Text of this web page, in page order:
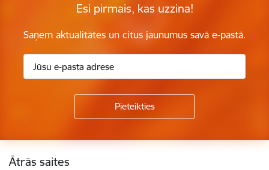
Esi pirmais, kas uzzina!
Saņem aktualitātes un citus jaunumus savā e-pastā.
Kājene
Ātrās saites